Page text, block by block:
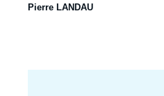
Pierre LANDAU